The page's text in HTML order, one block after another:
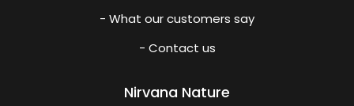
- What our customers say
- Contact us
Nirvana Nature